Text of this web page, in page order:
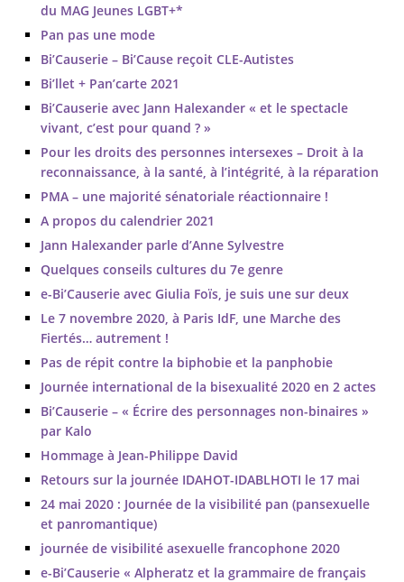
du MAG Jeunes LGBT+*
Pan pas une mode
Bi’Causerie – Bi’Cause reçoit CLE-Autistes
Bi’llet + Pan’carte 2021
Bi’Causerie avec Jann Halexander « et le spectacle
vivant, c’est pour quand ? »
Pour les droits des personnes intersexes – Droit à la
reconnaissance, à la santé, à l’intégrité, à la réparation
PMA – une majorité sénatoriale réactionnaire !
A propos du calendrier 2021
Jann Halexander parle d’Anne Sylvestre
Quelques conseils cultures du 7e genre
e-Bi’Causerie avec Giulia Foïs, je suis une sur deux
Le 7 novembre 2020, à Paris IdF, une Marche des
Fiertés… autrement !
Pas de répit contre la biphobie et la panphobie
Journée international de la bisexualité 2020 en 2 actes
Bi’Causerie – « Écrire des personnages non-binaires »
par Kalo
Hommage à Jean-Philippe David
Retours sur la journée IDAHOT-IDABLHOTI le 17 mai
24 mai 2020 : Journée de la visibilité pan (pansexuelle
et panromantique)
journée de visibilité asexuelle francophone 2020
e-Bi’Causerie « Alpheratz et la grammaire de français